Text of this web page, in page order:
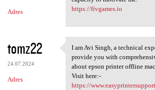
Adres
https://fivgames.io
tomz22
24.07.2024
Adres
I am Avi Singh, a
I am Avi Singh, a technical
provide you with
about epson printer offline
Visit here:-
https://